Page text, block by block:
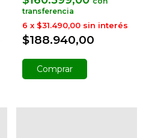
$188.940,00
6 x $31.490,00 sin interés
Comprar